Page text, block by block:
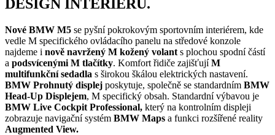
DESIGN INTERIÉRU.
Nové BMW M5 se pyšní pokrokovým sportovním interiérem, kde
vedle M specifického ovládacího panelu na středové konzole
najdeme i nově navržený M kožený volant s plochou spodní částí
a podsvícenými M tlačítky. Komfort řidiče zajišťujíM
multifunkční sedadla s širokou škálou elektrických nastavení.
BMW Prohnutý displej poskytuje, společně se standardním BMW
Head-Up Displejem, M specifický obsah. Standardní výbavou je
BMW Live Cockpit Professional, který na kontrolním displeji
zobrazuje navigační systém BMW Maps a funkci rozšířené reality
Augmented View.